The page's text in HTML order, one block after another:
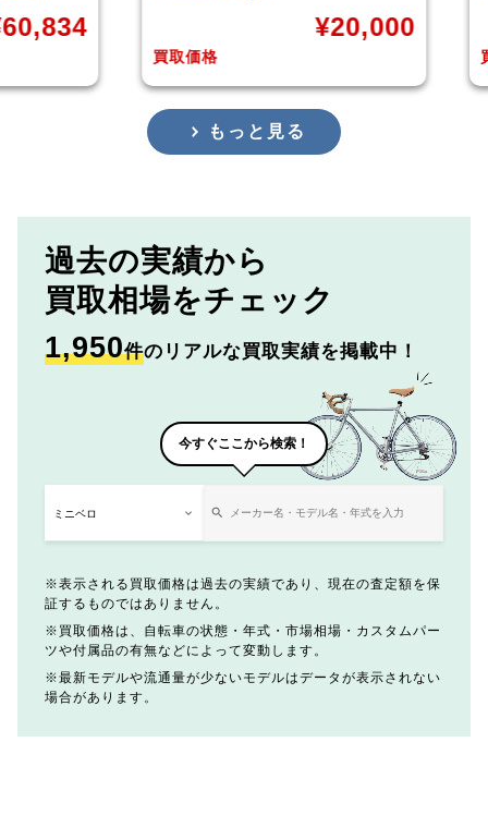
買取価格
¥33,249
もっと見る
過去の実績から
買取相場をチェック
1,950件のリアルな買取実績を掲載中！
今すぐここから検索！
表示される買取価格は過去の実績であり、現在の査定額を保
証するものではありません。
買取価格は、自転車の状態・年式・市場相場・カスタムパー
ツや付属品の有無などによって変動します。
最新モデルや流通量が少ないモデルはデータが表示されない
場合があります。